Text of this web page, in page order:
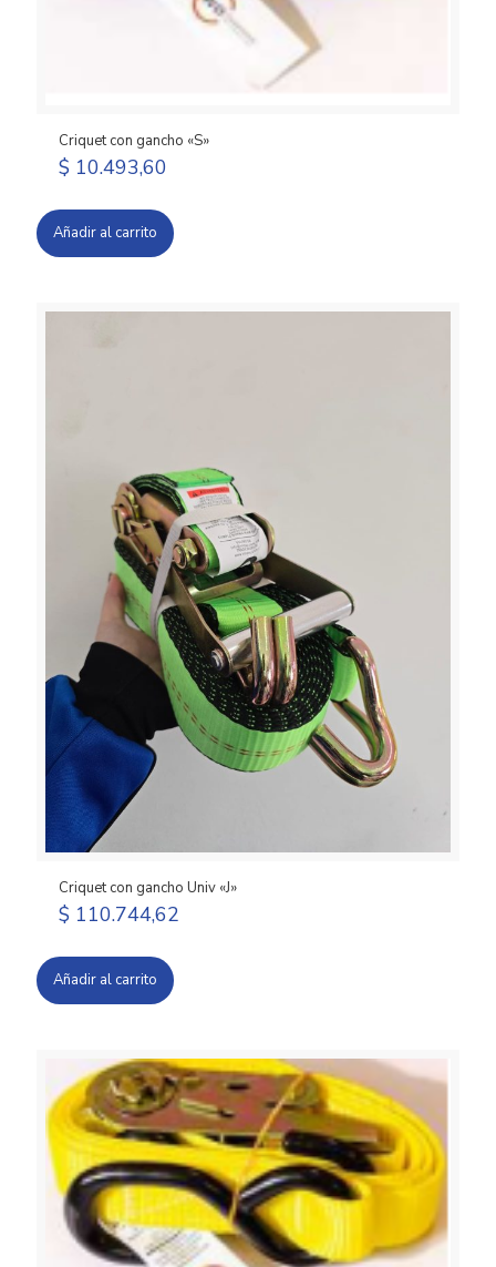
Criquet con gancho «S»
$ 10.493,60
Añadir al carrito
Criquet con gancho Univ «J»
$ 110.744,62
Añadir al carrito